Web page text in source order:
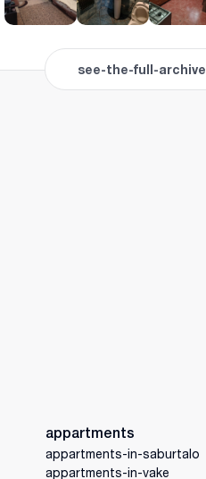
see-the-full-archive
appartments
appartments-in-saburtalo
appartments-in-vake